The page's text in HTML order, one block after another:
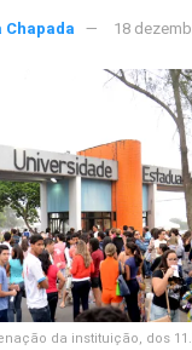
18
da instituição, dos